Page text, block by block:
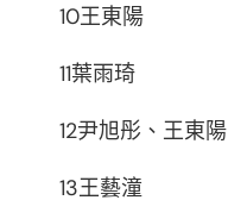
10王東陽
11葉雨琦
12尹旭彤、王東陽
13王藝潼